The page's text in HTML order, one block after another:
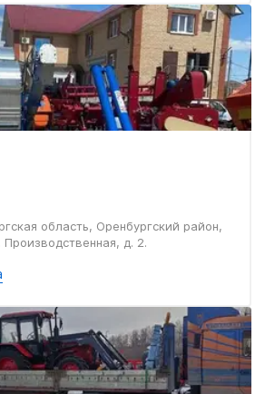
область, Оренбургский район,
Производственная, д. 2.